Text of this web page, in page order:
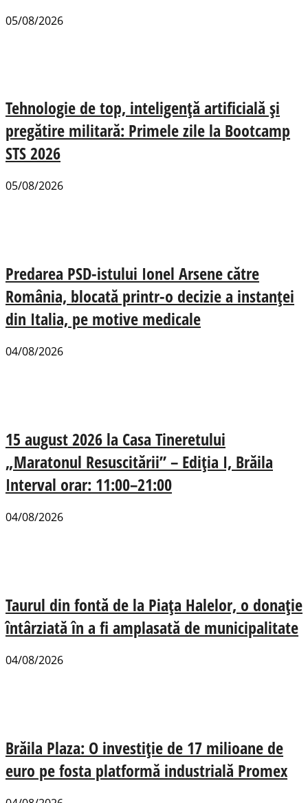
05/08/2026
Tehnologie de top, inteligență artificială și
pregătire militară: Primele zile la Bootcamp
STS 2026
05/08/2026
Predarea PSD-istului Ionel Arsene către
România, blocată printr-o decizie a instanței
din Italia, pe motive medicale
04/08/2026
15 august 2026 la Casa Tineretului
„Maratonul Resuscitării” – Ediția I, Brăila
Interval orar: 11:00–21:00
04/08/2026
Taurul din fontă de la Piața Halelor, o donație
întârziată în a fi amplasată de municipalitate
04/08/2026
Brăila Plaza: O investiție de 17 milioane de
euro pe fosta platformă industrială Promex